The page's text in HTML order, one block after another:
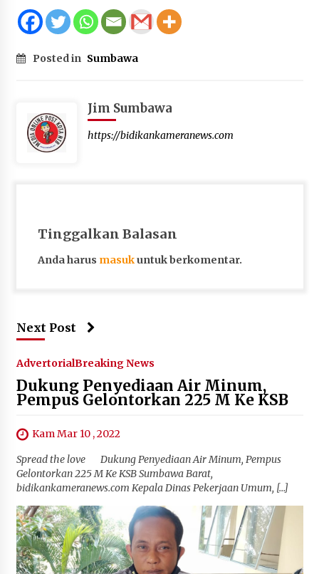
Posted in Sumbawa
Jim Sumbawa
https://bidikankameranews.com
Tinggalkan Balasan
Anda harus masukuntuk berkomentar.
Next Post
AdvertorialBreaking News
Dukung Penyediaan Air Minum,
Pempus Gelontorkan 225 M Ke KSB
Kam Mar 10 , 2022
Spread the love Dukung Penyediaan Air Minum, Pempus
Gelontorkan 225 M Ke KSB Sumbawa Barat,
bidikankameranews.com Kepala Dinas Pekerjaan Umum, […]